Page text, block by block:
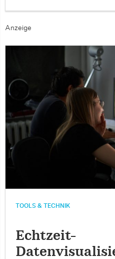
Anzeige
TOOLS & TECHNIK
Echtzeit-